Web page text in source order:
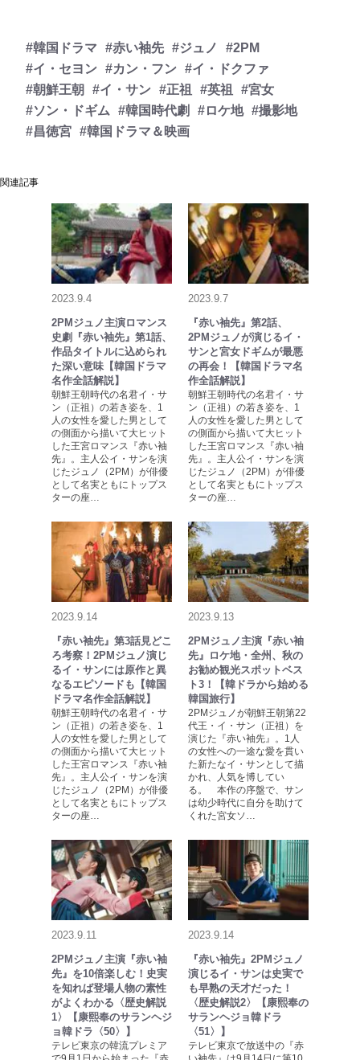
#韓国ドラマ #赤い袖先 #ジュノ
#2PM
#イ・セヨン #カン・フン #イ・ドクファ
#朝鮮王朝
#イ・サン #正祖 #英祖
#宮女
#ソン・ドギム
#韓国時代劇 #ロケ地 #撮影地
#昌徳宮 #韓国ドラマ＆映画
関連記事
2023.9.4
2PMジュノ主演ロマンス
史劇『赤い袖先』第1話、
作品タイトルに込められ
た深い意味【韓国ドラマ
名作全話解説】
朝鮮王朝時代の名君イ・サ
ン（正祖）の若き姿を、1
人の女性を愛した男として
の側面から描いて大ヒット
した王宮ロマンス『赤い袖
先』。主人公イ・サンを演
じたジュノ（2PM）が俳優
として名実ともにトップス
ターの座…
2023.9.7
『赤い袖先』第2話、
2PMジュノが演じるイ・
サンと宮女ドギムが最悪
の再会！【韓国ドラマ名
作全話解説】
朝鮮王朝時代の名君イ・サ
ン（正祖）の若き姿を、1
人の女性を愛した男として
の側面から描いて大ヒット
した王宮ロマンス『赤い袖
先』。主人公イ・サンを演
じたジュノ（2PM）が俳優
として名実ともにトップス
ターの座…
2023.9.14
『赤い袖先』第3話見どこ
ろ考察！2PMジュノ演じ
るイ・サンには原作と異
なるエピソードも【韓国
ドラマ名作全話解説】
朝鮮王朝時代の名君イ・サ
ン（正祖）の若き姿を、1
人の女性を愛した男として
の側面から描いて大ヒット
した王宮ロマンス『赤い袖
先』。主人公イ・サンを演
じたジュノ（2PM）が俳優
として名実ともにトップス
ターの座…
2023.9.13
2PMジュノ主演『赤い袖
先』ロケ地・全州、秋の
お勧め観光スポットベス
ト3！【韓ドラから始める
韓国旅行】
2PMジュノが朝鮮王朝第22
代王・イ・サン（正祖）を
演じた『赤い袖先』。1人
の女性への一途な愛を貫い
た新たなイ・サンとして描
かれ、人気を博してい
る。 本作の序盤で、サン
は幼少時代に自分を助けて
くれた宮女ソ…
2023.9.11
2PMジュノ主演『赤い袖
先』を10倍楽しむ！史実
を知れば登場人物の素性
がよくわかる〈歴史解説
1〉【康熙奉のサランヘジ
ョ韓ドラ〈50〉】
テレビ東京の韓流プレミア
2023.9.14
『赤い袖先』2PMジュノ
演じるイ・サンは史実で
も早熟の天才だった！
〈歴史解説2〉【康熙奉の
サランヘジョ韓ドラ
〈51〉】
テレビ東京で放送中の『赤